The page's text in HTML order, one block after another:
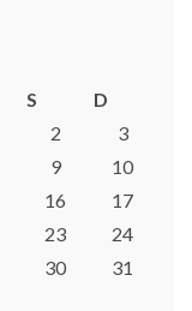
S
D
2
3
9
10
16
17
23
24
30
31